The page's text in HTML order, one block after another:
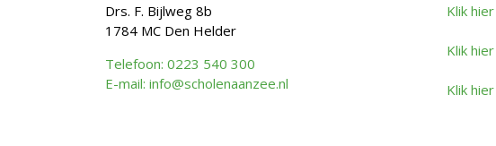
Drs. F. Bijlweg 8b
1784 MC Den Helder
Telefoon: 0223 540 300
E-mail: info@scholenaanzee.nl
Klik hier
Klik hier
Klik hier